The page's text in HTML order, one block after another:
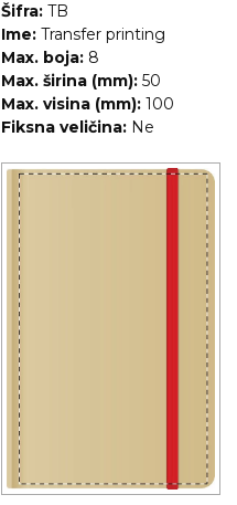
Šifra: TB
Ime: Transfer printing
Max. boja: 8
Max. širina (mm): 50
Max. visina (mm): 100
Fiksna veličina: Ne